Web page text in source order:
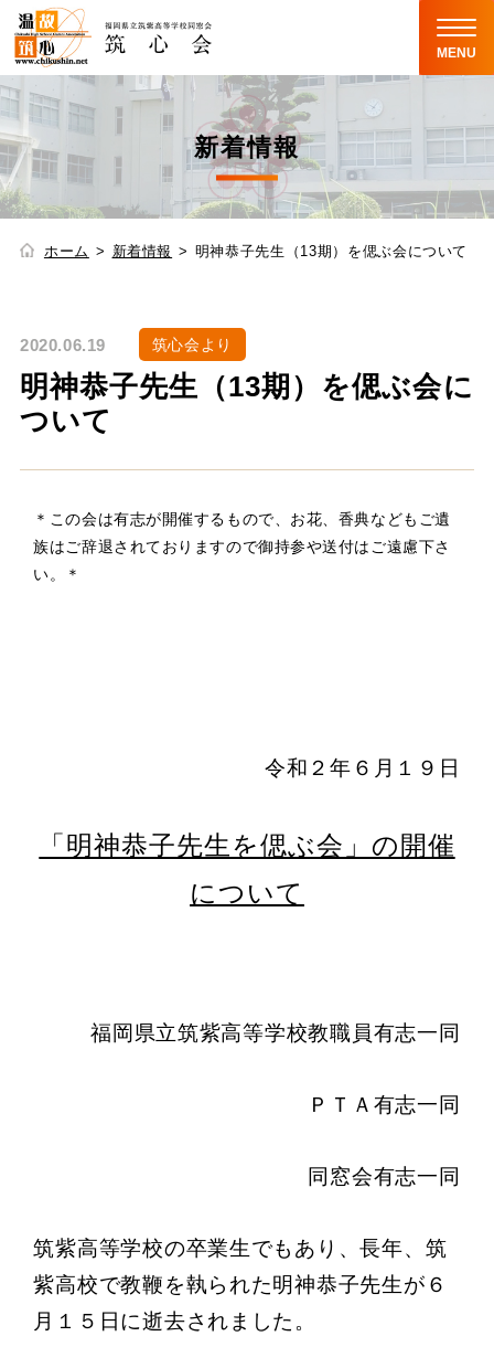
MENU
新着情報
ホーム 新着情報 明神恭子先生（13期）を偲ぶ会について
2020.06.19 筑心会より
明神恭子先生（13期）を偲ぶ会に
ついて
＊この会は有志が開催するもので、お花、香典などもご遺
族はご辞退されておりますので御持参や送付はご遠慮下さ
い。＊
令和２年６月１９日
「明神恭子先生を偲ぶ会」の開催
について
福岡県立筑紫高等学校教職員有志一同
ＰＴＡ有志一同
同窓会有志一同
筑紫高等学校の卒業生でもあり、長年、筑
紫高校で教鞭を執られた明神恭子先生が６
月１５日に逝去されました。